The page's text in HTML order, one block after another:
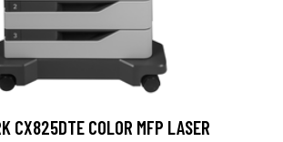
CX825DTE COLOR MFP LASER